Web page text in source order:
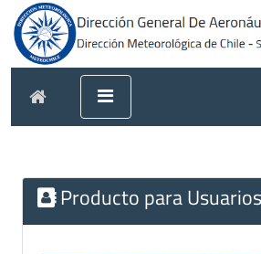
Producto para